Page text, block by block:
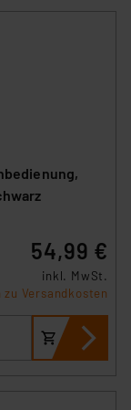
schwarz
54,99 €
inkl. MwSt.
Versandkosten